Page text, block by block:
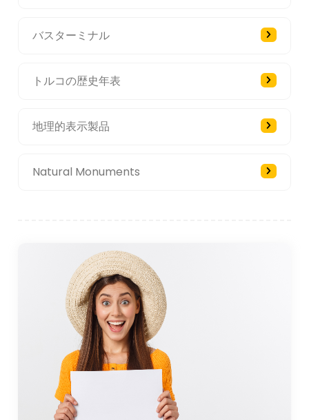
バスターミナル
トルコの歴史年表
地理的表示製品
Natural Monuments